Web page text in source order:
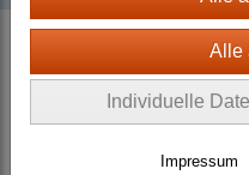
D2 Resurrected + ROTW
Individuelle
Impressum